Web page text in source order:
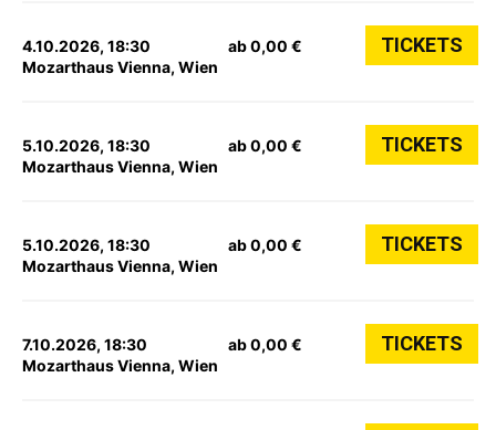
4.10.2026, 18:30
Mozarthaus Vienna, Wien
ab 0,00 € TICKETS
5.10.2026, 18:30
Mozarthaus Vienna, Wien
ab 0,00 € TICKETS
5.10.2026, 18:30
Mozarthaus Vienna, Wien
ab 0,00 € TICKETS
7.10.2026, 18:30
Mozarthaus Vienna, Wien
ab 0,00 € TICKETS